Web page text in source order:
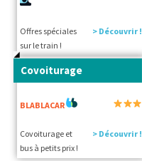
Offres spéciales
sur le train !
> Découvrir !
Covoiturage
BLABLACAR
Covoiturage et
bus à petits prix !
> Découvrir !